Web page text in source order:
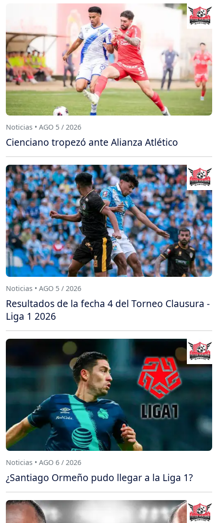
Noticias • AGO 5 / 2026
Cienciano tropezó ante Alianza Atlético
Noticias • AGO 5 / 2026
Resultados de la fecha 4 del Torneo Clausura -
Liga 1 2026
Noticias • AGO 6 / 2026
¿Santiago Ormeño pudo llegar a la Liga 1?